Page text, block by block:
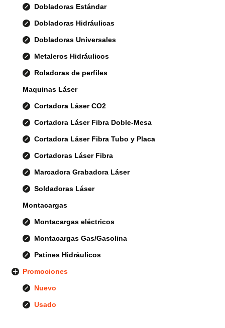
Dobladoras Estándar
Dobladoras Hidráulicas
Dobladoras Universales
Metaleros Hidráulicos
Roladoras de perfiles
Maquinas Láser
Cortadora Láser CO2
Cortadora Láser Fibra Doble-Mesa
Cortadora Láser Fibra Tubo y Placa
Cortadoras Láser Fibra
Marcadora Grabadora Láser
Soldadoras Láser
Montacargas
Montacargas eléctricos
Montacargas Gas/Gasolina
Patines Hidráulicos
Promociones
Nuevo
Usado